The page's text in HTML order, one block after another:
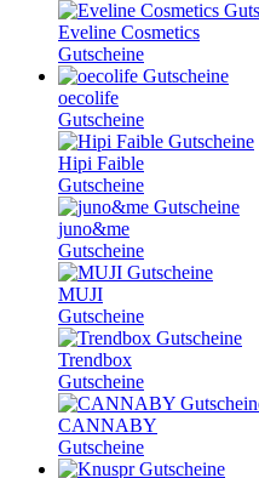
Eveline Cosmetics
Gutscheine
oecolife
Gutscheine
Hipi Faible
Gutscheine
juno&me
Gutscheine
MUJI
Gutscheine
Trendbox
Gutscheine
CANNABY
Gutscheine